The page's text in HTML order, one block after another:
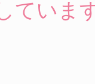
ていま